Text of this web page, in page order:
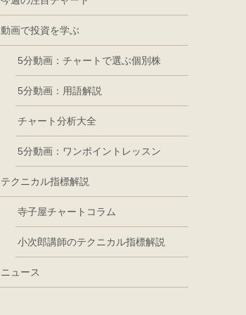
動画で投資を学ぶ
5分動画：チャートで選ぶ個別株
5分動画：用語解説
チャート分析大全
5分動画：ワンポイントレッスン
テクニカル指標解説
寺子屋チャートコラム
小次郎講師のテクニカル指標解説
ニュース